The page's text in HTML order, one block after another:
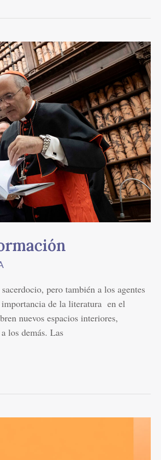
pero también a los agentes
importancia de la literatura en el
nuevos espacios interiores,
los demás. Las